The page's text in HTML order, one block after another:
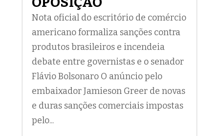
Nota oficial do escritório de comércio
americano formaliza sanções contra
produtos brasileiros e incendeia
debate entre governistas e o senador
Flávio Bolsonaro O anúncio pelo
embaixador Jamieson Greer de novas
e duras sanções comerciais impostas
pelo...